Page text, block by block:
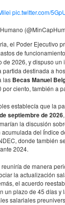
pic.twitter.com/
el Poder Ejecutivo
de
de 2026, y dispuso un
partida destinada a
las Becas Manuel
ciento, también a
establecía que la
septiembre de 2026
la discusión
del Índice
donde también
2024.
de manera
la actualización
el acuerdo
un plazo de 45 días y
salariales